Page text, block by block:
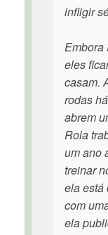
infligir
Embora
eles
casam.
rodas
abrem
Rola
um ano
treinar
ela está
com
ela